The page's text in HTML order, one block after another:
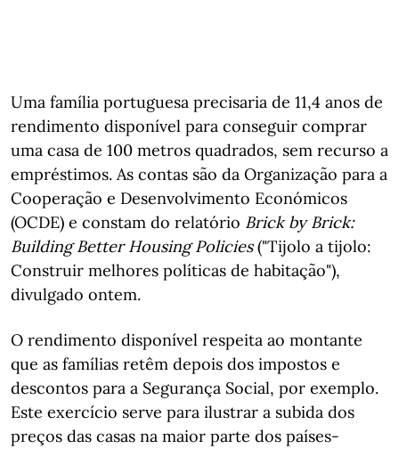
Uma família portuguesa precisaria de 11,4 anos de
rendimento disponível para conseguir comprar
uma casa de 100 metros quadrados, sem recurso a
empréstimos. As contas são da Organização para a
Cooperação e Desenvolvimento Económicos
(OCDE) e constam do relatório Brick by Brick:
Building Better Housing Policies("Tijolo a tijolo:
Construir melhores políticas de habitação"),
divulgado ontem.
O rendimento disponível respeita ao montante
que as famílias retêm depois dos impostos e
descontos para a Segurança Social, por exemplo.
Este exercício serve para ilustrar a subida dos
preços das casas na maior parte dos países-